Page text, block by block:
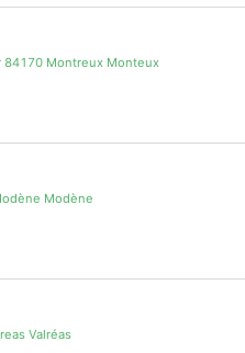
84170 Montreux Monteux
Modène
Valréas